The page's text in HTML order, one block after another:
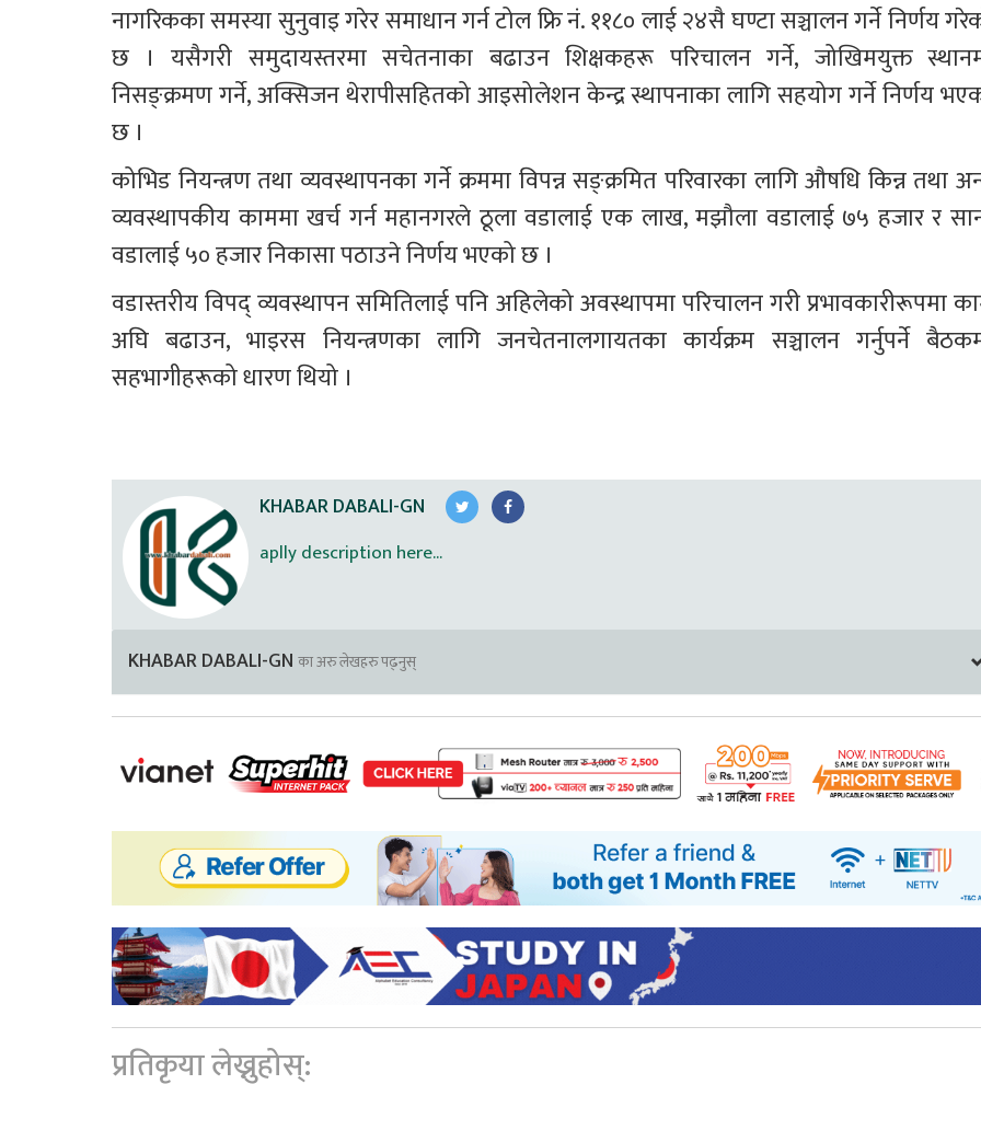
नागरिकका समस्या सुनुवाइ गरेर समाधान गर्न टोल फ्रि नं. ११८० लाई २४सै घण्टा सञ्चालन गर्ने निर्णय
छ । यसैगरी समुदायस्तरमा सचेतनाका बढाउन शिक्षकहरू परिचालन गर्ने, जोखिमयुक्त
निसङ्क्रमण गर्ने, अक्सिजन थेरापीसहितको आइसोलेशन केन्द्र स्थापनाका लागि सहयोग गर्ने निर्णय
छ ।
कोभिड नियन्त्रण तथा व्यवस्थापनका गर्ने क्रममा विपन्न सङ्क्रमित परिवारका लागि औषधि किन्न तथा
व्यवस्थापकीय काममा खर्च गर्न महानगरले ठूला वडालाई एक लाख, मझौला वडालाई ७५ हजार र
वडालाई ५० हजार निकासा पठाउने निर्णय भएको छ ।
वडास्तरीय विपद् व्यवस्थापन समितिलाई पनि अहिलेको अवस्थापमा परिचालन गरी प्रभावकारीरूपमा
अघि बढाउन, भाइरस नियन्त्रणका लागि जनचेतनालगायतका कार्यक्रम सञ्चालन गर्नुपर्ने
सहभागीहरूको धारण थियो ।
KHABAR DABALI-GN
aplly description here...
KHABAR DABALI-GN का अरु लेखहरु पढ्नुस्
प्रतिकृया लेख्नुहोस्: